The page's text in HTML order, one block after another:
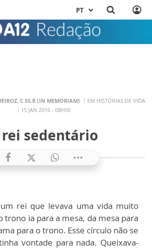
PT
C.SS.R (IN MEMORIAM)
EM HISTÓRIAS DE VIDA
15 JAN 2016 - 08H00
rei sedentário
rei que levava uma vida muito
trono ia para a mesa, da mesa para
para o trono. Esse círculo não se
vontade para nada. Queixava-